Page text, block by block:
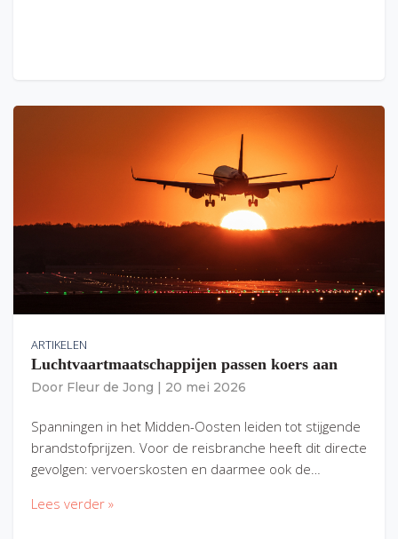
ARTIKELEN
Luchtvaartmaatschappijen passen koers aan
Door Fleur de Jong 20 mei 2026
Spanningen in het Midden-Oosten leiden tot stijgende
brandstofprijzen. Voor de reisbranche heeft dit directe
gevolgen: vervoerskosten en daarmee ook de…
Lees verder »